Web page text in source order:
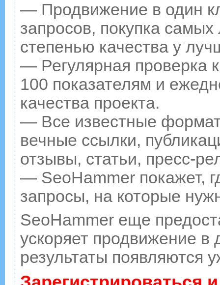
— Продвижение в один
запросов, покупка
степенью качества у
— Регулярная проверка
100 показателям и
качества проекта.
— Все известные
вечные ссылки,
отзывы, статьи, пресс-
— SeoHammer покажет,
запросы, на которые
SeoHammer еще
ускоряет продвижение в
результаты появляются